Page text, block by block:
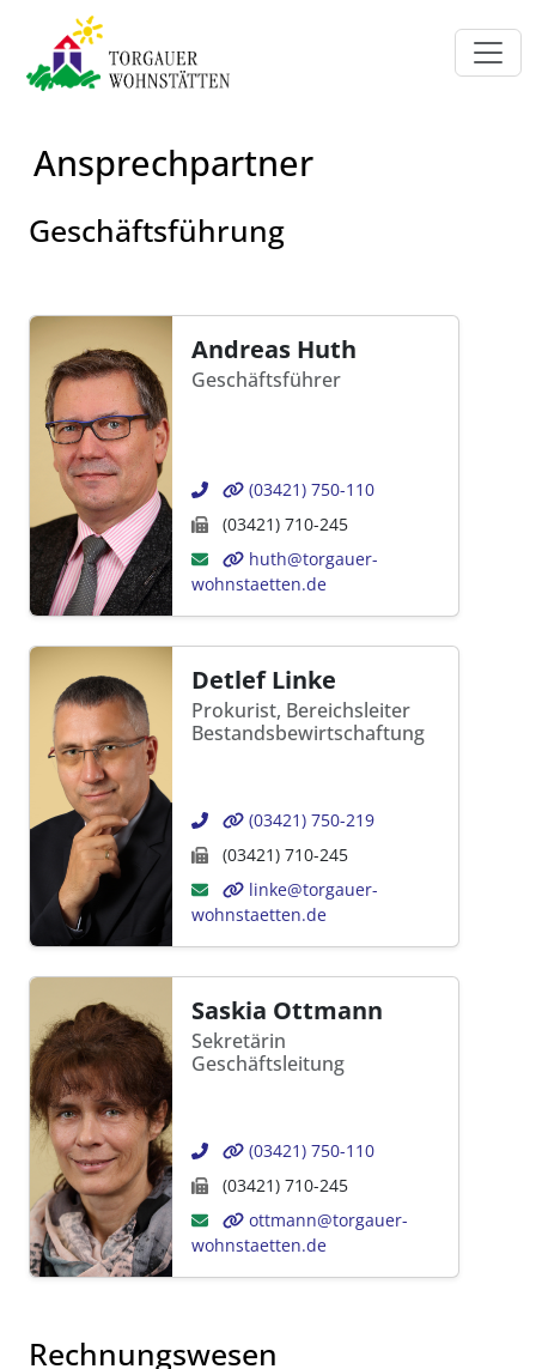
Zum Hauptinhalt springen
Ansprechpartner
Geschäftsführung
Andreas Huth
Geschäftsführer
(03421) 750-110
(03421) 710-245
huth@torgauer-
wohnstaetten.de
Detlef Linke
Prokurist, Bereichsleiter
Bestandsbewirtschaftung
(03421) 750-219
(03421) 710-245
linke@torgauer-
wohnstaetten.de
Saskia Ottmann
Sekretärin
Geschäftsleitung
(03421) 750-110
(03421) 710-245
ottmann@torgauer-
wohnstaetten.de
Rechnungswesen